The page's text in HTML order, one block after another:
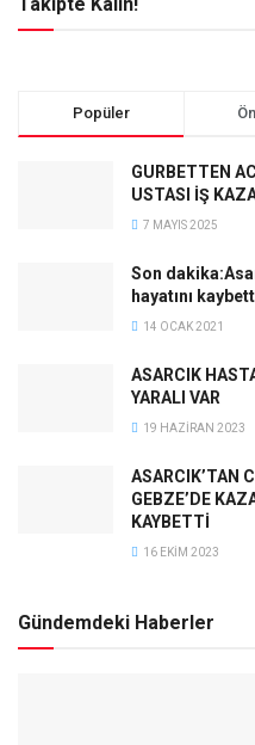
Popüler
GURBETTEN
USTASI İŞ
7 MAYIS 2025
Son
hayatını
14 OCAK 2021
ASARCIK
YARALI VAR
19 HAZIRAN 2023
ASARCIK’TAN
GEBZE’DE
KAYBETTİ
16 EKIM 2023
Gündemdeki Haberler